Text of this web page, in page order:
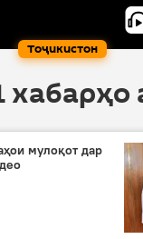
Тоҷикистон
хабарҳо
мулоқот дар